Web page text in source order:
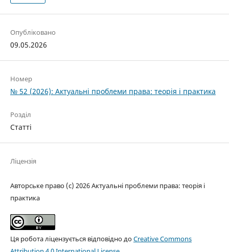
Опубліковано
09.05.2026
Номер
№ 52 (2026): Актуальні проблеми права: теорія і практика
Розділ
Статті
Ліцензія
Авторське право (c) 2026 Актуальні проблеми права: теорія і
практика
Ця робота ліцензується відповідно доCreative Commons